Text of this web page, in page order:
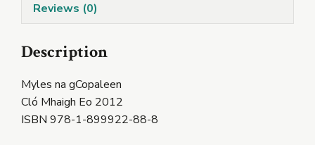
Reviews (0)
Description
Myles na gCopaleen
Cló Mhaigh Eo 2012
ISBN 978-1-899922-88-8